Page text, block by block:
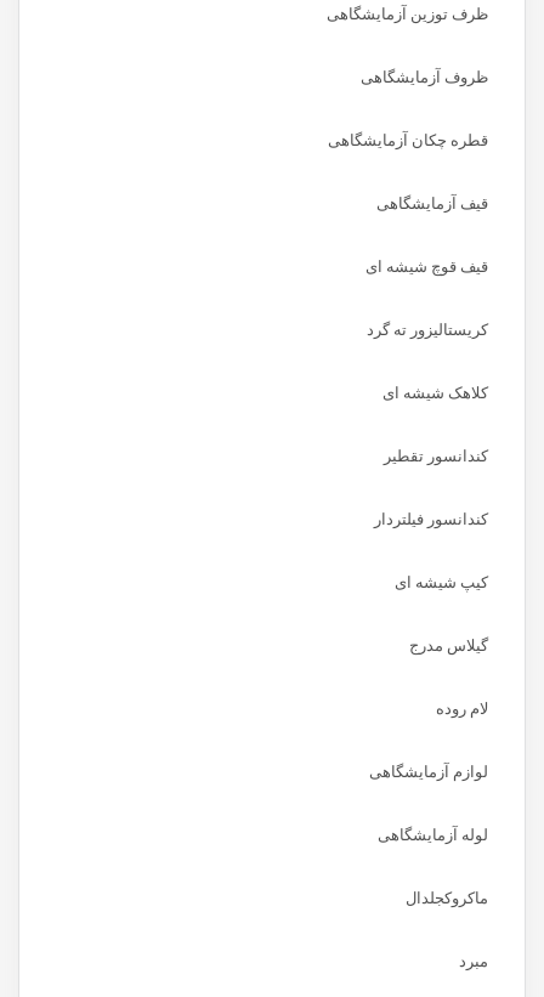
ظرف توزین آزمایشگاهی
ظروف آزمایشگاهی
قطره چکان آزمایشگاهی
قیف آزمایشگاهی
قیف قوچ شیشه ای
کریستالیزور ته گرد
کلاهک شیشه ای
کندانسور تقطیر
کندانسور فیلتردار
کیپ شیشه ای
گیلاس مدرج
لام روده
لوازم آزمایشگاهی
لوله آزمایشگاهی
ماکروکجلدال
مبرد